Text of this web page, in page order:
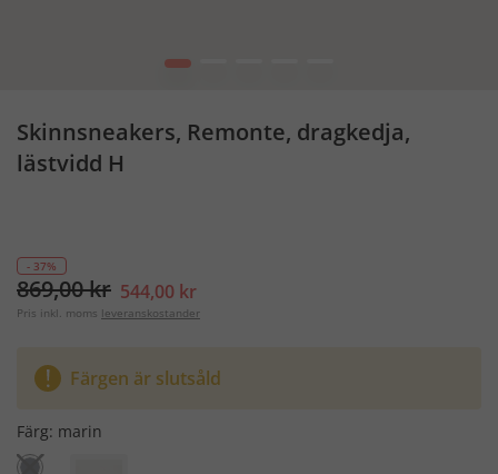
1
Skinnsneakers, Remonte, dragkedja,
lästvidd H
- 37%
869,00 kr 544,00 kr
Pris inkl. moms leveranskostander
Färgen är slutsåld
Färg: marin